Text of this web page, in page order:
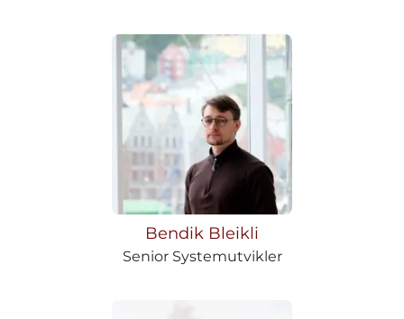
Bendik Bleikli
Senior Systemutvikler